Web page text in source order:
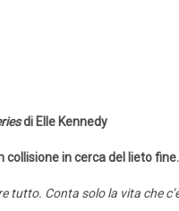
di Elle Kennedy
collisione in cerca del lieto fine.
tutto. Conta solo la vita che